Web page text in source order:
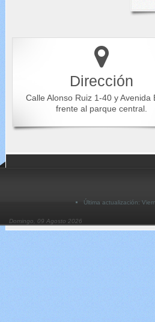
Dirección
Calle Alonso Ruiz 1-40 y Avenida
frente al parque central.
Última actualización:
Domingo, 09 Agosto 2026